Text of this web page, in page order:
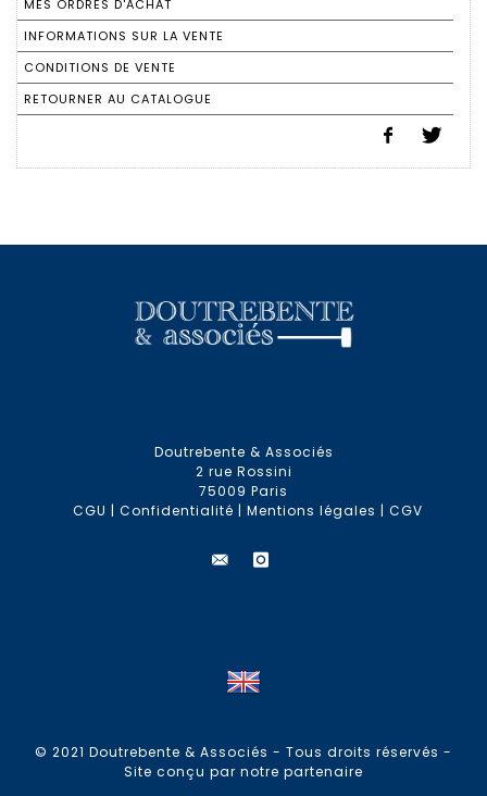
MES ORDRES D'ACHAT
INFORMATIONS SUR LA VENTE
CONDITIONS DE VENTE
RETOURNER AU CATALOGUE
Doutrebente & Associés
2 rue Rossini
75009 Paris
CGU | Confidentialité | Mentions légales | CGV
© 2021 Doutrebente & Associés - Tous droits réservés -
Site conçu par notre partenaire